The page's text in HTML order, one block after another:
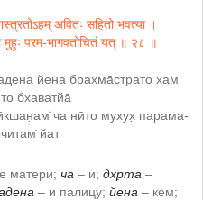
अवितः सहितो भवत्या ।
मुहुः परम-भागवतोचितं यत् ॥ २८ ॥
йена брахма̄страто хам
бхаватйа̄
ча нӣто мухух̣ парама-
йат
матери; ча – и; дхр̣та –
– и палицу; йена – кем;